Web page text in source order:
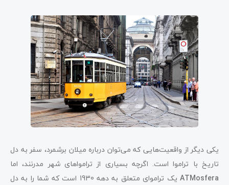
یکی دیگر از واقعیت‌هایی که می‌توان درباره میلان برشمرد، سفر به دل
تاریخ با تراموا است. اگرچه بسیاری از ترامواهای شهر مدرنند، اما
ATMosfera
یک تراموای متعلق به دهه 1930 است که شما را به دل